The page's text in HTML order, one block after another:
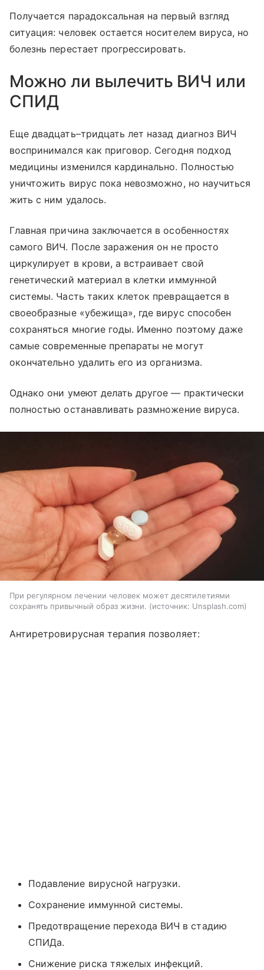
Получается парадоксальная на первый взгляд
ситуация: человек остается носителем вируса, но
болезнь перестает прогрессировать.
Можно ли вылечить ВИЧ или
СПИД
Еще двадцать–тридцать лет назад диагноз ВИЧ
воспринимался как приговор. Сегодня подход
медицины изменился кардинально. Полностью
уничтожить вирус пока невозможно, но научиться
жить с ним удалось.
Главная причина заключается в особенностях
самого ВИЧ. После заражения он не просто
циркулирует в крови, а встраивает свой
генетический материал в клетки иммунной
системы. Часть таких клеток превращается в
своеобразные «убежища», где вирус способен
сохраняться многие годы. Именно поэтому даже
самые современные препараты не могут
окончательно удалить его из организма.
Однако они умеют делать другое — практически
полностью останавливать размножение вируса.
При регулярном лечении человек может десятилетиями
сохранять привычный образ жизни.
источник: Unsplash.com
Антиретровирусная терапия позволяет:
Подавление вирусной нагрузки.
Сохранение иммунной системы.
Предотвращение перехода ВИЧ в стадию
СПИДа.
Снижение риска тяжелых инфекций.